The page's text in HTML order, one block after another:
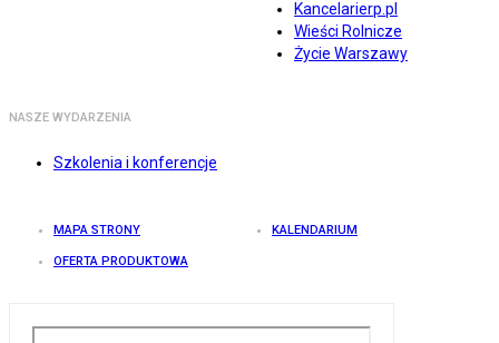
Kancelarierp.pl
Wieści Rolnicze
Życie Warszawy
NASZE WYDARZENIA
Szkolenia i konferencje
MAPA STRONY KALENDARIUM
OFERTA PRODUKTOWA